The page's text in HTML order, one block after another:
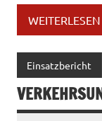
WEITERLESEN
Einsatzbericht